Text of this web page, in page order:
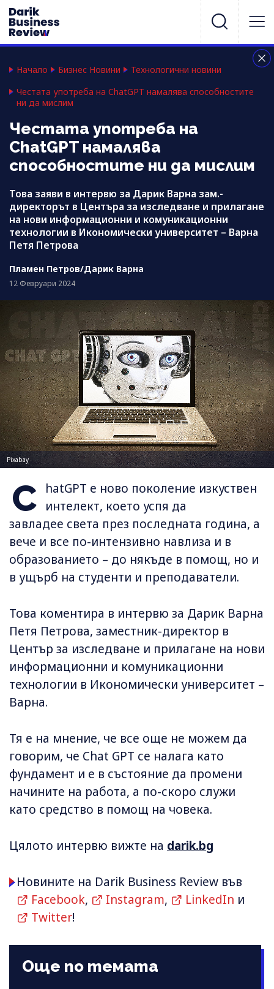
Начало Бизнес Новини
Технологични новини
Честата употреба на ChatGPT намалява способностите
ни да мислим
Честата употреба на
ChatGPT намалява
способностите ни да мислим
Това заяви в интервю за Дарик Варна зам.-
директорът в Центъра за изследване и прилагане
на нови информационни и комуникационни
технологии в Икономически университет – Варна
Петя Петрова
Пламен Петров/Дарик Варна
12 Февруари 2024
Pixabay
C
hatGPT е ново поколение изкуствен
интелект, което успя да
завладее света през последната година, а
вече и все по-интензивно навлиза и в
образованието – до някъде в помощ, но и
в ущърб на студенти и преподаватели.
Това коментира в интервю за Дарик Варна
Петя Петрова, заместник-директор в
Център за изследване и прилагане на нови
информационни и комуникационни
технологии в Икономически университет –
Варна.
Тя е на мнение, че все още не можем да
говорим, че Chat GPT се налага като
фундамент и е в състояние да промени
начините на работа, а по-скоро служи
като средство в помощ на човека.
Цялото интервю вижте на darik.bg
Новините на Darik Business Review във
Facebook, Instagram, LinkedIn и
Twitter!
Още по темата